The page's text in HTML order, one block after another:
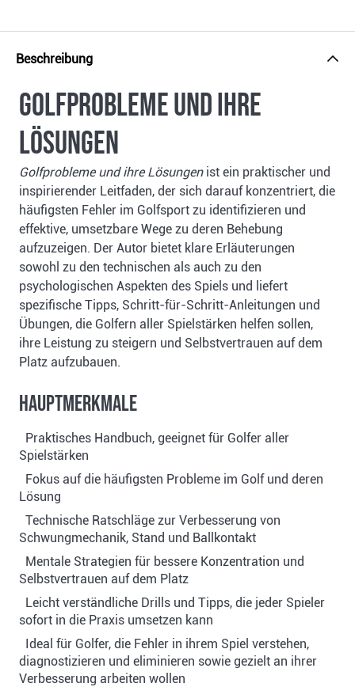
Beschreibung
Golfprobleme und ihre
Lösungen
Golfprobleme und ihre Lösungenist ein praktischer und
inspirierender Leitfaden, der sich darauf konzentriert, die
häufigsten Fehler im Golfsport zu identifizieren und
effektive, umsetzbare Wege zu deren Behebung
aufzuzeigen. Der Autor bietet klare Erläuterungen
sowohl zu den technischen als auch zu den
psychologischen Aspekten des Spiels und liefert
spezifische Tipps, Schritt-für-Schritt-Anleitungen und
Übungen, die Golfern aller Spielstärken helfen sollen,
ihre Leistung zu steigern und Selbstvertrauen auf dem
Platz aufzubauen.
Hauptmerkmale
Praktisches Handbuch, geeignet für Golfer aller
Spielstärken
Fokus auf die häufigsten Probleme im Golf und deren
Lösung
Technische Ratschläge zur Verbesserung von
Schwungmechanik, Stand und Ballkontakt
Mentale Strategien für bessere Konzentration und
Selbstvertrauen auf dem Platz
Leicht verständliche Drills und Tipps, die jeder Spieler
sofort in die Praxis umsetzen kann
Ideal für Golfer, die Fehler in ihrem Spiel verstehen,
diagnostizieren und eliminieren sowie gezielt an ihrer
Verbesserung arbeiten wollen